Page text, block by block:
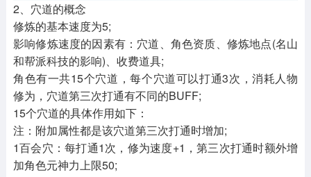
2、穴道的概念
修炼的基本速度为5;
影响修炼速度的因素有：穴道、角色资质、修炼地点(名山
和帮派科技的影响)、收费道具;
角色有一共15个穴道，每个穴道可以打通3次，消耗人物
修为，穴道第三次打通有不同的BUFF;
15个穴道的具体作用如下：
注：附加属性都是该穴道第三次打通时增加;
1百会穴：每打通1次，修为速度+1，第三次打通时额外增
加角色元神力上限50;